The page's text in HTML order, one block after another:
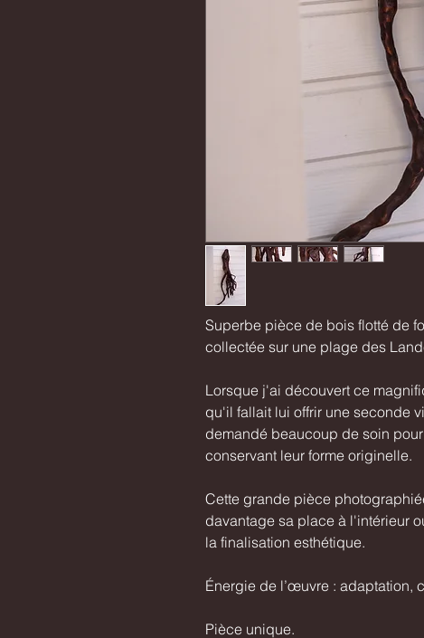
Superbe pièce de bois flotté de
collectée sur une plage des
Lorsque j'ai découvert ce
qu'il fallait lui offrir une seconde
demandé beaucoup de soin
conservant leur forme originelle.
Cette grande pièce
davantage sa place à l'intérieur
la finalisation esthétique.
Énergie de l’œuvre : adaptation,
Pièce unique.